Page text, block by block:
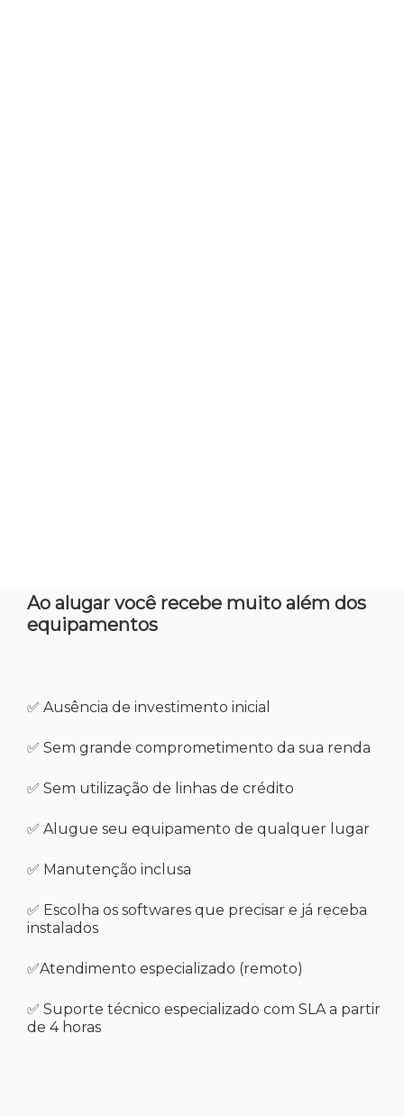
Ao alugar você recebe muito além dos
equipamentos
✅ Ausência de investimento inicial
✅ Sem grande comprometimento da sua renda
✅ Sem utilização de linhas de crédito
✅ Alugue seu equipamento de qualquer lugar
✅ Manutenção inclusa
✅ Escolha os softwares que precisar e já receba
instalados
✅Atendimento especializado (remoto)
✅ Suporte técnico especializado com SLA a partir
de 4 horas